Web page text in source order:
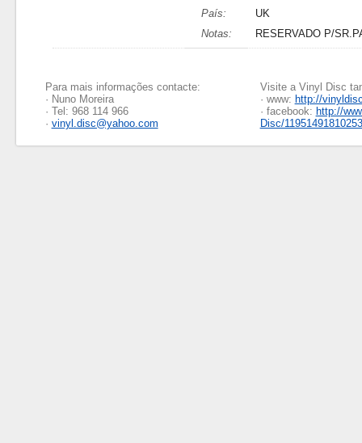
País:
UK
Notas:
RESERVADO P/
Para mais informações contacte:
· Nuno Moreira
· Tel: 968 114 966
· vinyl.disc@yahoo.com
Visite a Vinyl Disc
· www: http://
· facebook: http://
Disc/